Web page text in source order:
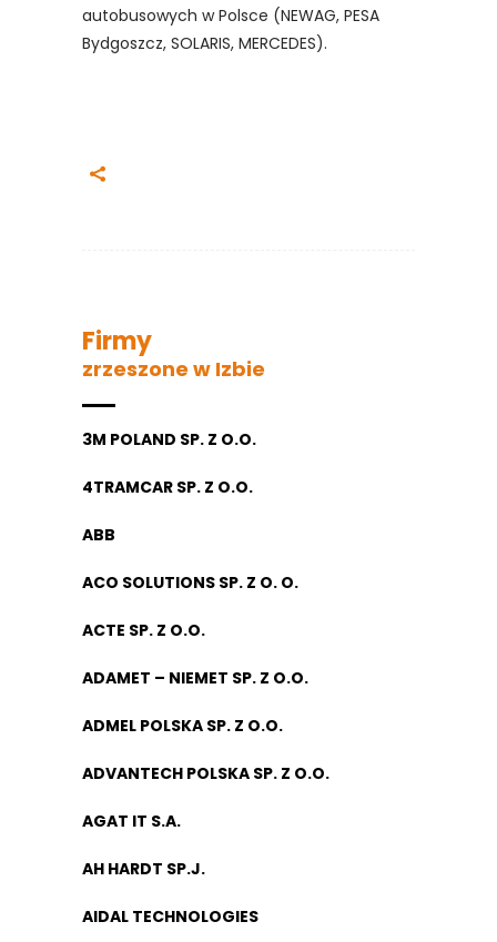
autobusowych w Polsce (NEWAG, PESA
Bydgoszcz, SOLARIS, MERCEDES).
Firmy
zrzeszone w Izbie
3M POLAND SP. Z O.O.
4TRAMCAR SP. Z O.O.
ABB
ACO SOLUTIONS SP. Z O. O.
ACTE SP. Z O.O.
ADAMET – NIEMET SP. Z O.O.
ADMEL POLSKA SP. Z O.O.
ADVANTECH POLSKA SP. Z O.O.
AGAT IT S.A.
AH HARDT SP.J.
AIDAL TECHNOLOGIES